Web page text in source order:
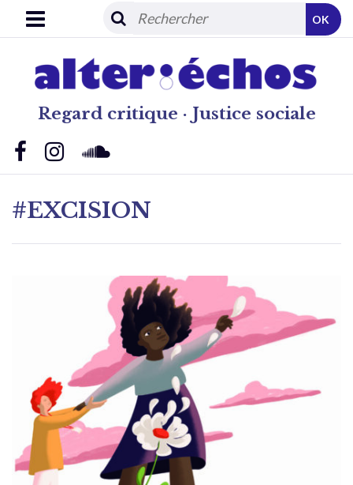
Regard critique · Justice sociale
OK
#EXCISION